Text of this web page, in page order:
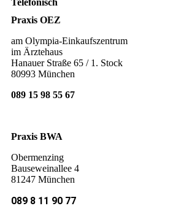
Telefonisch
Praxis OEZ
am Olympia-Einkaufszentrum
im Ärztehaus
Hanauer Straße 65 / 1. Stock
80993 München
089 15 98 55 67
Praxis BWA
Obermenzing
Bauseweinallee 4
81247 München
089 8 11 90 77